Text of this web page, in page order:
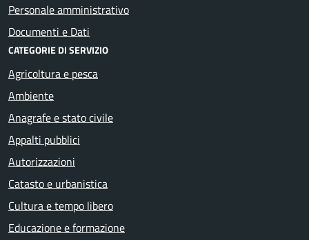
Personale amministrativo
Documenti e Dati
CATEGORIE DI SERVIZIO
Agricoltura e pesca
Ambiente
Anagrafe e stato civile
Appalti pubblici
Autorizzazioni
Catasto e urbanistica
Cultura e tempo libero
Educazione e formazione